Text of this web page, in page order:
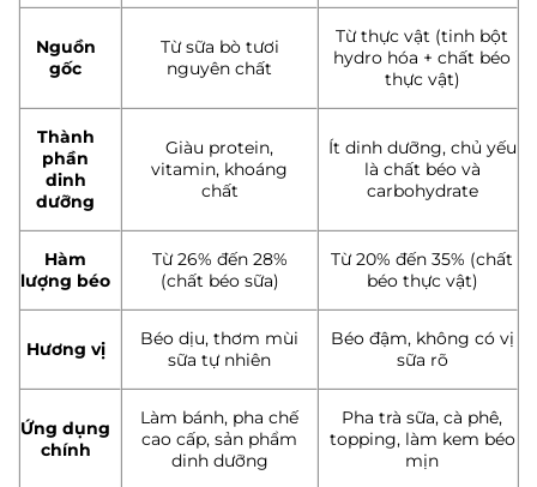
Nguồn
gốc
Từ sữa bò tươi
nguyên chất
Từ thực vật (tinh bột
hydro hóa + chất béo
thực vật)
Thành
phần
dinh
dưỡng
Giàu protein,
vitamin, khoáng
chất
Ít dinh dưỡng, chủ yếu
là chất béo và
carbohydrate
Hàm
lượng béo
Từ 26% đến 28%
(chất béo sữa)
Từ 20% đến 35% (chất
béo thực vật)
Hương vị
Béo dịu, thơm mùi
sữa tự nhiên
Béo đậm, không có vị
sữa rõ
Ứng dụng
chính
Làm bánh, pha chế
cao cấp, sản phẩm
dinh dưỡng
Pha trà sữa, cà phê,
topping, làm kem béo
mịn